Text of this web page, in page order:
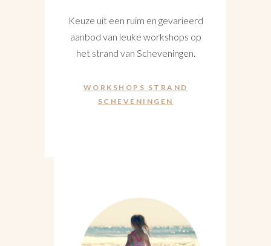
Keuze uit een ruim en gevarieerd
aanbod van leuke workshops op
het strand van Scheveningen.
WORKSHOPS STRAND
SCHEVENINGEN